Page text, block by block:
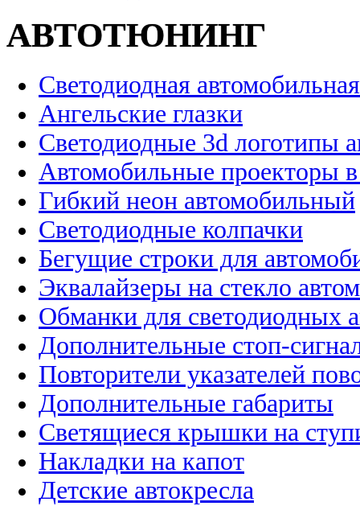
АВТОТЮНИНГ
Светодиодная
Ангельские глазки
Светодиодные 3d логотипы
Автомобильные проекторы
Гибкий неон автомобильный
Светодиодные колпачки
Бегущие строки для
Эквалайзеры на стекло
Обманки для светодиодных
Дополнительные стоп-
Повторители указателей
Дополнительные габариты
Светящиеся крышки на
Накладки на капот
Детские автокресла